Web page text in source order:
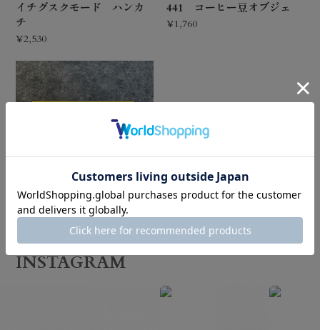
イチグスクモード ハンカ
チ
¥2,530
441 コーヒー豆オブジェ
¥1,760
海猫商店 ステッカー
OKINAWA LUCKY CAT
¥720
INSTAGRAM